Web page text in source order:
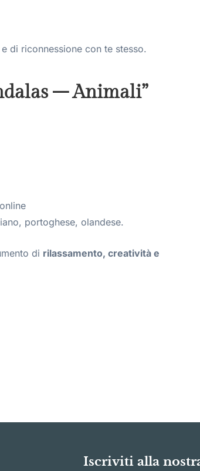
di riconnessione con te stesso.
– Animali”
portoghese, olandese.
di rilassamento, creatività e
Iscriviti alla